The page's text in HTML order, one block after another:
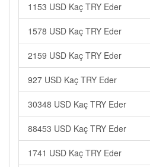
1153 USD Kaç TRY Eder
1578 USD Kaç TRY Eder
2159 USD Kaç TRY Eder
927 USD Kaç TRY Eder
30348 USD Kaç TRY Eder
88453 USD Kaç TRY Eder
1741 USD Kaç TRY Eder